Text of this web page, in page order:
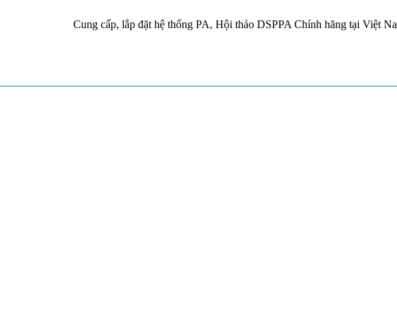
Cung cấp, lắp đặt hệ thống PA, Hội thảo DSPPA Chính hãng tại Việt